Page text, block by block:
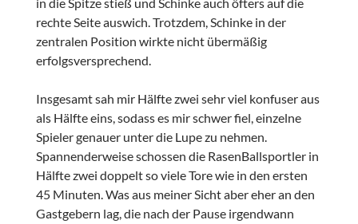
in die Spitze stieß und Schinke auch öfters auf die
rechte Seite auswich. Trotzdem, Schinke in der
zentralen Position wirkte nicht übermäßig
erfolgsversprechend.
Insgesamt sah mir Hälfte zwei sehr viel konfuser aus
als Hälfte eins, sodass es mir schwer fiel, einzelne
Spieler genauer unter die Lupe zu nehmen.
Spannenderweise schossen die RasenBallsportler in
Hälfte zwei doppelt so viele Tore wie in den ersten
45 Minuten. Was aus meiner Sicht aber eher an den
Gastgebern lag, die nach der Pause irgendwann